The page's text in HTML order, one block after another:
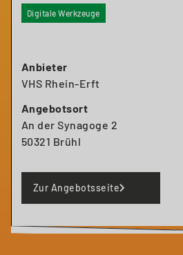
wichtigen Zukunftskompetenz.
geeignet.
Digitale Werkzeuge
Anbieter
VHS Rhein-Erft
Angebotsort
An der Synagoge 2
50321 Brühl
Zur Angebotsseite